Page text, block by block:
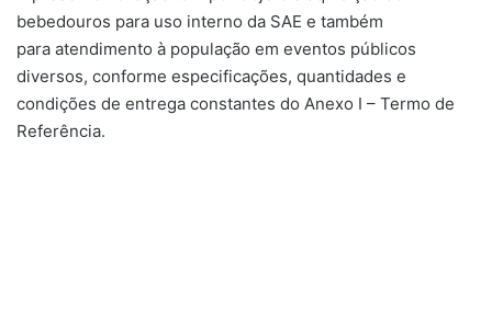
bebedouros para uso interno da SAE e também
para atendimento à população em eventos públicos
diversos, conforme especificações, quantidades e
condições de entrega constantes do Anexo I – Termo de
Referência.